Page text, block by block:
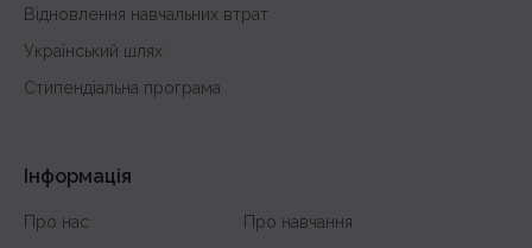
Відновлення навчальних втрат
Український шлях
Стипендіальна програма
Інформація
Про нас Про навчання